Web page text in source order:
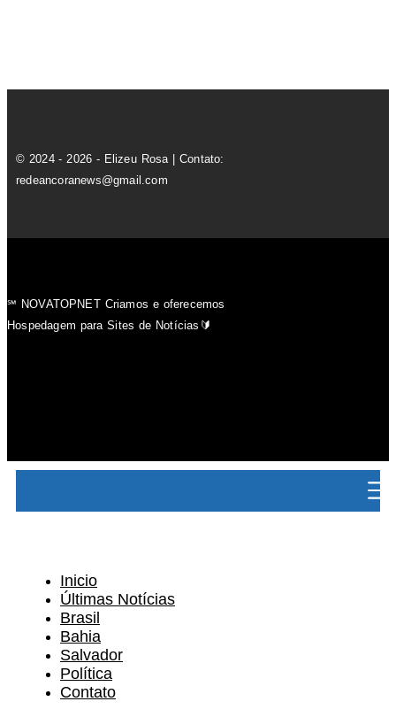
© 2024 - 2026 - Elizeu Rosa | Contato:
redeancoranews@gmail.com
℠ NOVATOPNET Criamos e oferecemos
Hospedagem para Sites de Notícias🔰
Inicio
Últimas Notícias
Brasil
Bahia
Salvador
Política
Contato